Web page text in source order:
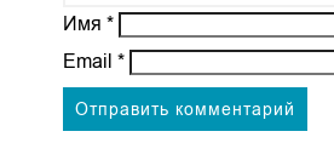
Имя *
Email *